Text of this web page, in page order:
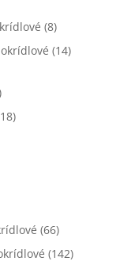
(8)
(14)
(66)
(142)